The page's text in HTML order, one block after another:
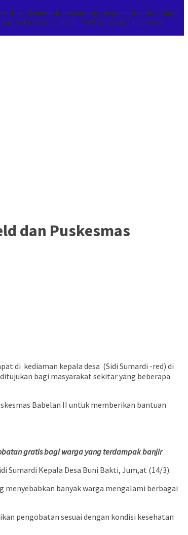
Perumahan di Karawang, Berpotensi Sanksi Pidana
Perkenalkan Program “GAS Karawang” Tingkatkan
dan Puskesmas
di kediaman kepala desa (Sidi Sumardi -red) di
bagi masyarakat sekitar yang beberapa
Babelan II untuk memberikan bantuan
gratis bagi warga yang terdampak banjir
Sumardi Kepala Desa Buni Bakti, Jum,at (14/3).
banyak warga mengalami berbagai
pengobatan sesuai dengan kondisi kesehatan